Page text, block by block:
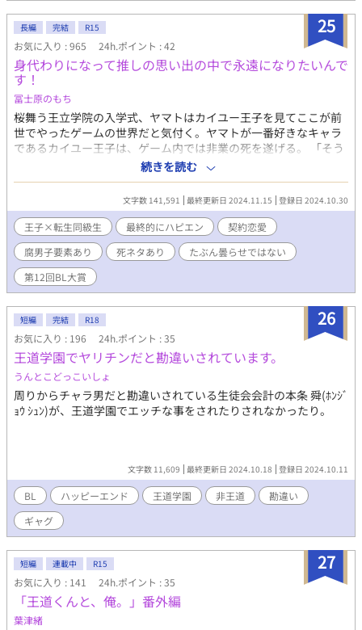
リの方のみでお願いします。 ※18歳未満の方は閲覧しないでくだ
さい。 ※小説の無断転載・無断使用・自作発言も禁止です。 【追
記】 閲覧やお気に入り等、ありがとうございます。 のんびり更新
ですが、よければ最後までお付き合いいただけると幸いです。
25
長編 完結 R15
お気に入り : 965 24h.ポイント : 42
身代わりになって推しの思い出の中で永遠になりたいんで
す！
冨士原のもち
桜舞う王立学院の入学式、ヤマトはカイユー王子を見てここが前
世でやったゲームの世界だと気付く。ヤマトが一番好きなキャラ
であるカイユー王子は、ゲーム内では非業の死を遂げる。 「そう
だ！カイユーを助けて死んだら、忘れられない恩人として永遠に
なれるんじゃないか？」 前世の死に際のせいで人間不信と恋愛不
信を拗らせていたヤマトは、推しの心の中で永遠になるために身
代わりになろうと決意した。しかし、カイユー王子はゲームの時
の印象と違っていて…… 演技チャラ男攻め×美人人間不信受け ※
最終的にはハッピーエンドです ※何かしら地雷のある方にはお勧
めしません ※ムーンライトノベルズにも投稿しています
続きを読む
文字数 141,591 最終更新日 2024.11.15 登録日 2024.10.30
王子×転生同級生 最終的にハピエン
契約恋愛
腐男子要素あり
死ネタあり
たぶん曇らせではない
第12回BL大賞
26
短編 完結 R18
お気に入り : 196 24h.ポイント : 35
王道学園でヤリチンだと勘違いされています。
うんとこどっこいしょ
周りからチャラ男だと勘違いされている生徒会会計の本条 舜(ﾎﾝｼﾞ
ｮｳ ｼｭﾝ)が、王道学園でエッチな事をされたりされなかったり。
文字数 11,609 最終更新日 2024.10.18 登録日 2024.10.11
BL ハッピーエンド 王道学園 非王道
勘違い
ギャグ
27
短編 連載中 R15
お気に入り : 141 24h.ポイント : 35
「王道くんと、俺。」番外編
葉津緒